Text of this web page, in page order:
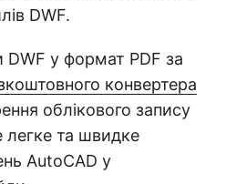
DWF.
у формат PDF за
конвертера
облікового запису
легке та швидке
AutoCAD у